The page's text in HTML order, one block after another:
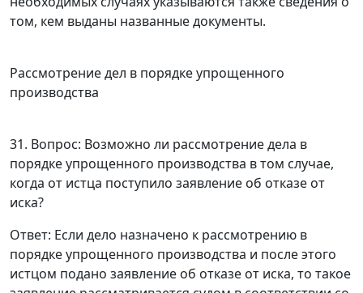
том, кем выданы названные документы.
Рассмотрение дел в порядке упрощенного
производства
31. Вопрос: Возможно ли рассмотрение дела в
порядке упрощенного производства в том случае,
когда от истца поступило заявление об отказе от
иска?
Ответ: Если дело назначено к рассмотрению в
порядке упрощенного производства и после этого
истцом подано заявление об отказе от иска, то такое